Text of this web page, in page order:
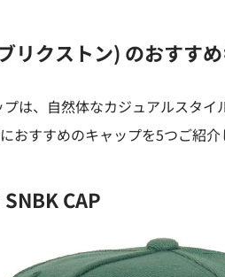
リクストン) のおすす
プは、自然体なカジュアルスタ
おすすめのキャップを5つご紹
CAP